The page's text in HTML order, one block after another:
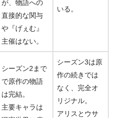
が、物語への
直接的な関与
や『げぇむ』
主催はない。
いる 。
シーズン2まで
で原作の物語
は完結。
主要キャラは
シーズン3は原
作の続きでは
なく、 完全オ
リジナル。
アリスとウサ